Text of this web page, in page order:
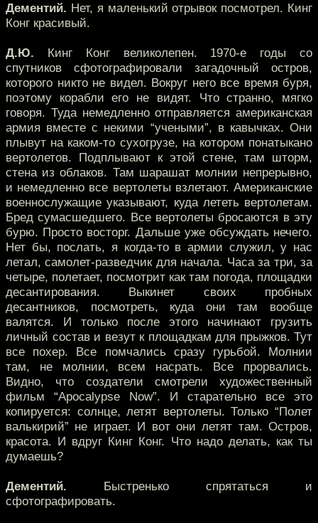
Дементий. Нет, я маленький отрывок посмотрел. Кинг
Конг красивый.
Д.Ю. Кинг Конг великолепен. 1970-е годы со
спутников сфотографировали загадочный остров,
которого никто не видел. Вокруг него все время буря,
поэтому корабли его не видят. Что странно, мягко
говоря. Туда немедленно отправляется американская
армия вместе с некими “учеными”, в кавычках. Они
плывут на каком-то сухогрузе, на котором понатыкано
вертолетов. Подплывают к этой стене, там шторм,
стена из облаков. Там шарашат молнии непрерывно,
и немедленно все вертолеты взлетают. Американские
военнослужащие указывают, куда лететь вертолетам.
Бред сумасшедшего. Все вертолеты бросаются в эту
бурю. Просто восторг. Дальше уже обсуждать нечего.
Нет бы, послать, я когда-то в армии служил, у нас
летал, самолет-разведчик для начала. Часа за три, за
четыре, полетает, посмотрит как там погода, площадки
десантирования. Выкинет своих пробных
десантников, посмотреть, куда они там вообще
валятся. И только после этого начинают грузить
личный состав и везут к площадкам для прыжков. Тут
все похер. Все помчались сразу гурьбой. Молнии
там, не молнии, всем насрать. Все прорвались.
Видно, что создатели смотрели художественный
фильм “Apocalypse Now”. И старательно все это
копируется: солнце, летят вертолеты. Только “Полет
валькирий” не играет. И вот они летят там. Остров,
красота. И вдруг Кинг Конг. Что надо делать, как ты
думаешь?
Дементий. Быстренько спрятаться и
сфотографировать.